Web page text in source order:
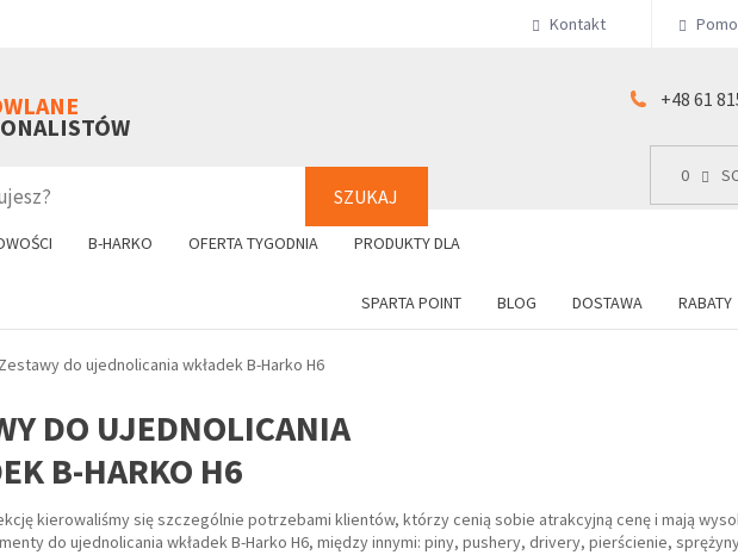
Kontakt
SZUKAJ
+48 61
0
B-HARKO OFERTA TYGODNIA PRODUKTY DLA
SPARTA POINT BLOG DOSTAWA RABATY
0
+48 61 815 00 86
Zestawy do ujednolicania wkładek B-Harko H6
DO UJEDNOLICANIA
B-HARKO H6
kierowaliśmy się szczególnie potrzebami klientów, którzy cenią sobie atrakcyjną cenę i mają
do ujednolicania wkładek B-Harko H6, między innymi: piny, pushery, drivery, pierścienie,